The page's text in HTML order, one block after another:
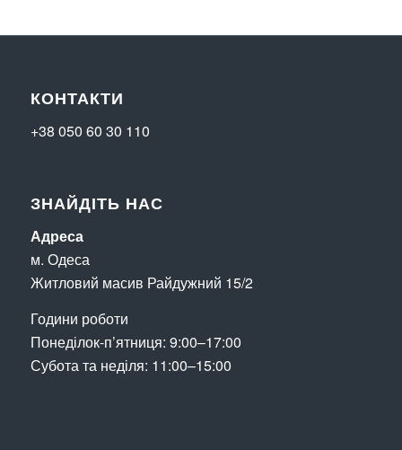
КОНТАКТИ
+38 050 60 30 110
ЗНАЙДІТЬ НАС
Адреса
м. Одеса
Житловий масив Райдужний 15/2
Години роботи
Понеділок-п’ятниця: 9:00–17:00
Субота та неділя: 11:00–15:00